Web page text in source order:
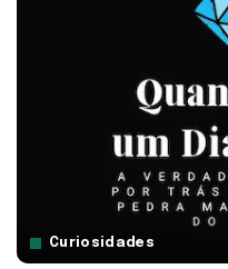
Curiosidades